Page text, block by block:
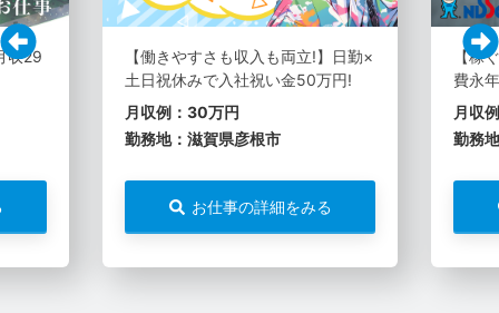
収29
【働きやすさも収入も両立!】日勤×
土日祝休みで入社祝い金50万円!
月収例：30万円
勤務地：滋賀県彦根市
お仕事の詳細をみる
【稼
費永
月収
勤務